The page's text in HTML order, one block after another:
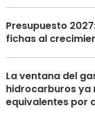
Presupuesto
fichas al
La ventana del
hidrocarburos ya
equivalentes por